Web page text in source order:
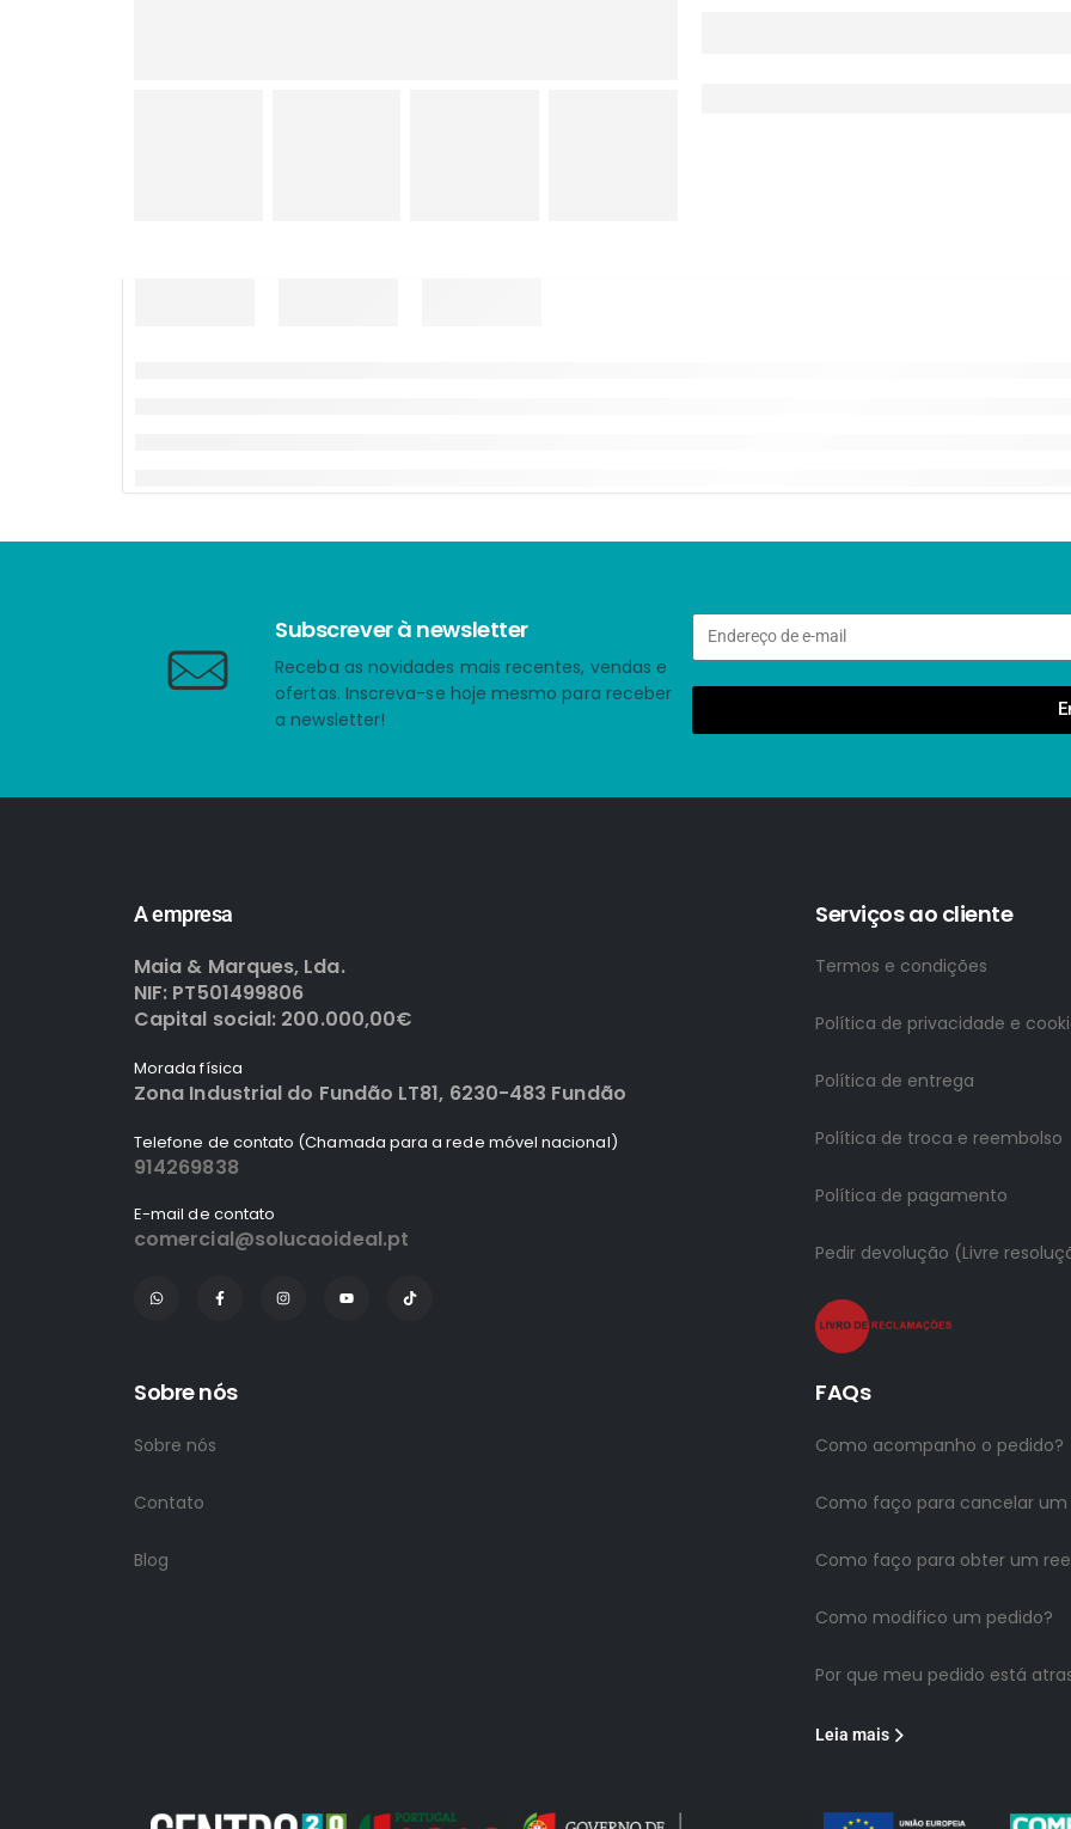
Subscrever à newsletter
Receba as novidades mais recentes, vendas e
ofertas. Inscreva-se hoje mesmo para receber
a newsletter!
A empresa
Maia & Marques, Lda.
NIF: PT501499806
Capital social: 200.000,00€
Morada física
Zona Industrial do Fundão LT81, 6230-483 Fundão
Telefone de contato (Chamada para a rede móvel nacional)
914269838
E-mail de contato
comercial@solucaoideal.pt
Serviços ao cliente
Termos e condições
Política de privacidade e
Política de entrega
Política de troca e reembolso
Política de pagamento
Pedir devolução (Livre
Sobre nós
Sobre nós
Contato
Blog
FAQs
Como acompanho o pedido?
Como faço para cancelar um
Como faço para obter um
Como modifico um pedido?
Por que meu pedido está
Leia mais